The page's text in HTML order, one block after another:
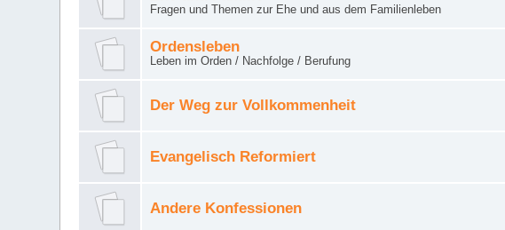
Fragen und Themen zur Ehe und aus dem Familienleben
Ordensleben
Leben im Orden / Nachfolge / Berufung
Der Weg zur Vollkommenheit
Evangelisch Reformiert
Andere Konfessionen